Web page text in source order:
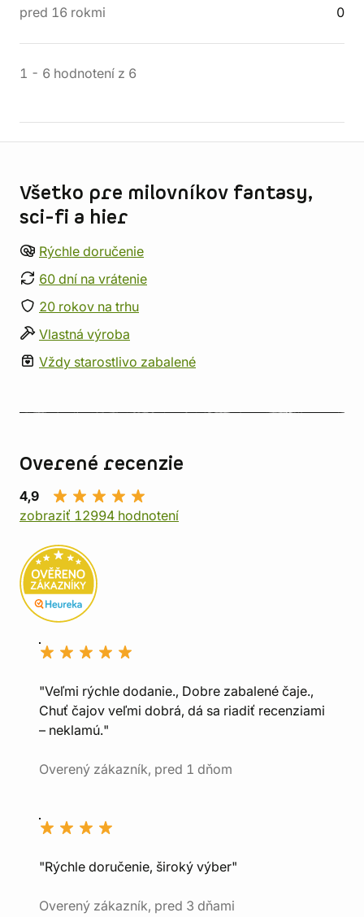
pred 16 rokmi 0
1 - 6 hodnotení z 6
Všetko pre milovníkov fantasy,
sci-fi a hier
Rýchle doručenie
60 dní na vrátenie
20 rokov na trhu
Vlastná výroba
Vždy starostlivo zabalené
Overené recenzie
4,9
zobraziť 12994 hodnotení
"Veľmi rýchle dodanie., Dobre zabalené čaje.,
Chuť čajov veľmi dobrá, dá sa riadiť recenziami
– neklamú."
Overený zákazník, pred 1 dňom
"Rýchle doručenie, široký výber"
Overený zákazník, pred 3 dňami